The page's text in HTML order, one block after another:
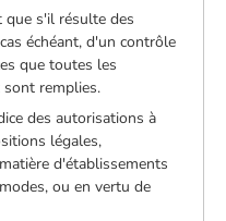
que s'il résulte des
échéant, d'un contrôle
que toutes les
sont remplies.
des autorisations à
légales,
d'établissements
ou en vertu de